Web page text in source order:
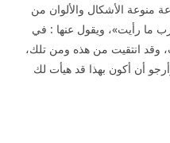
منوعة الأشكال والألوان من
ما رأيت»، ويقول عنها : في
وقد انتقيت من هذه ومن تلك،
أن أكون بهذا قد هيأت لك